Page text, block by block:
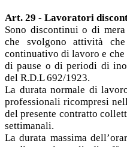
Art. 29 - Lavoratori
Sono discontinui o di
che svolgono attività
continuativo di lavoro e
di pause o di periodi di
del R.D.L 692/1923.
La durata normale di
professionali ricompresi
del presente contratto
settimanali.
La durata massima